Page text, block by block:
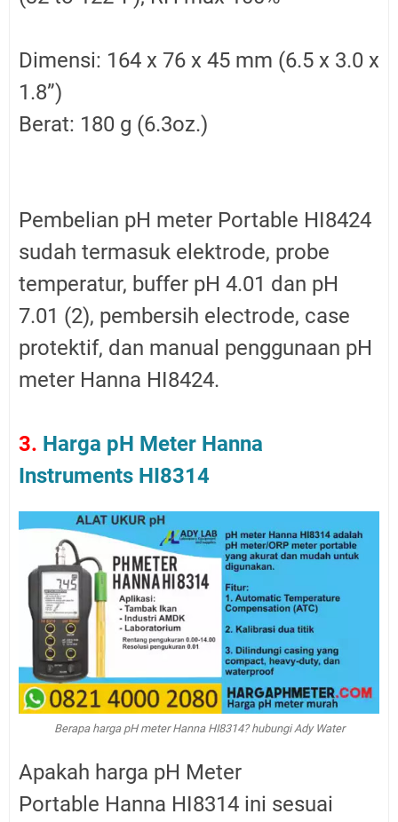
Dimensi: 164 x 76 x 45 mm (6.5 x 3.0 x
1.8”)
Berat: 180 g (6.3oz.)
Pembelian pH meter Portable HI8424
sudah termasuk elektrode, probe
temperatur, buffer pH 4.01 dan pH
7.01 (2), pembersih electrode, case
protektif, dan manual penggunaan pH
meter Hanna HI8424.
3. Harga pH Meter Hanna
Instruments HI8314
Berapa harga pH meter Hanna HI8314? hubungi Ady Water
Apakah harga pH Meter
Portable Hanna HI8314 ini sesuai